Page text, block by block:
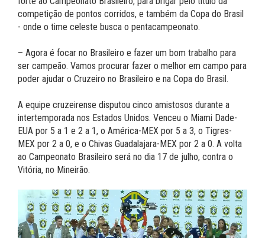
competição de pontos corridos, e também da Copa do Brasil
- onde o time celeste busca o pentacampeonato.
– Agora é focar no Brasileiro e fazer um bom trabalho para
ser campeão. Vamos procurar fazer o melhor em campo para
poder ajudar o Cruzeiro no Brasileiro e na Copa do Brasil.
A equipe cruzeirense disputou cinco amistosos durante a
intertemporada nos Estados Unidos. Venceu o Miami Dade-
EUA por 5 a 1 e 2 a 1, o América-MEX por 5 a 3, o Tigres-
MEX por 2 a 0, e o Chivas Guadalajara-MEX por 2 a 0. A volta
ao Campeonato Brasileiro será no dia 17 de julho, contra o
Vitória, no Mineirão.